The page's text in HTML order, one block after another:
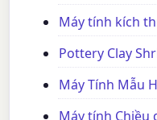
Máy tính kích
Pottery Clay
Máy Tính Mẫu
Máy tính Chiều